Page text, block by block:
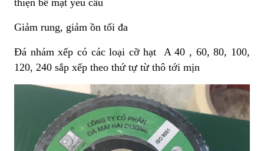
thiện bề mặt yêu cầu
Giảm rung, giảm ồn tối đa
Đá nhám xếp có các loại cỡ hạt A 40 , 60, 80, 100,
120, 240 sắp xếp theo thứ tự từ thô tới mịn